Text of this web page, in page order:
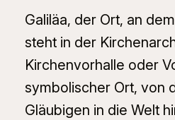
Galiläa, der Ort, an
steht in der
Kirchenvorhalle oder
symbolischer Ort, von
Gläubigen in die Welt